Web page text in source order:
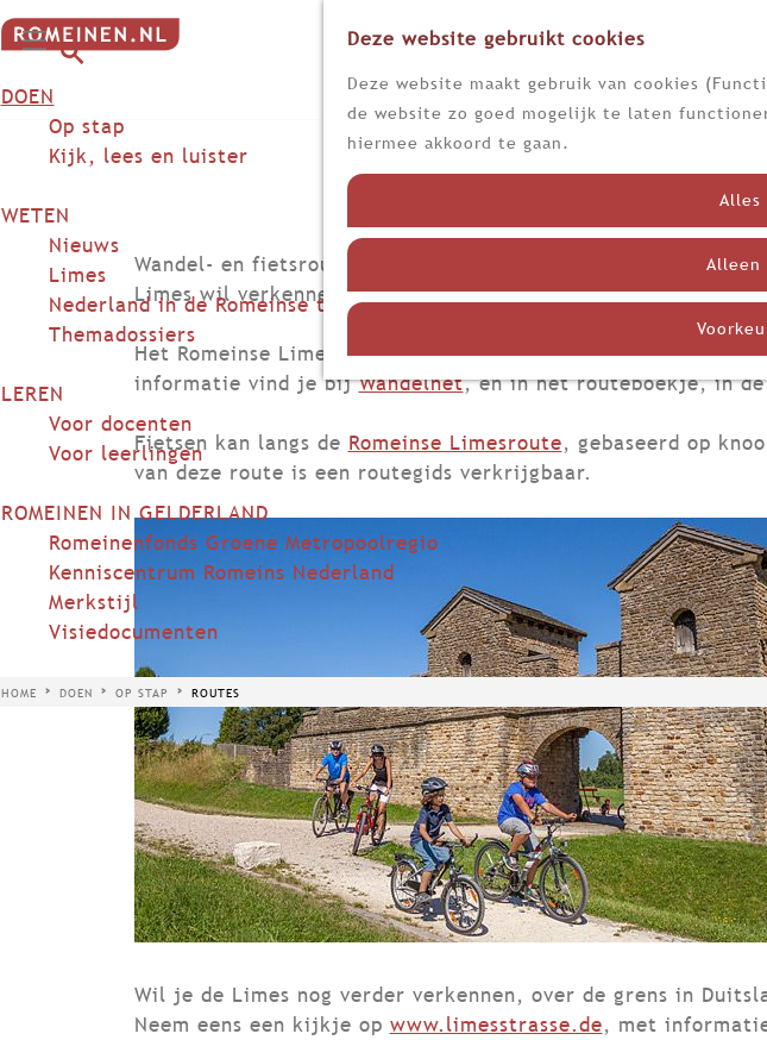
Deze website gebruikt cookies
Deze website maakt gebruik van cookies
de website zo goed mogelijk te laten
hiermee akkoord te gaan.
Alles
Alleen
G
n
d
p
e
e
k
DOEN
Op stap
Kijk, lees en luister
WETEN
Nieuws
Limes
Nederland in de Romeinse tijd
Themadossiers
LEREN
Voor docenten
Voor leerlingen
ROMEINEN IN GELDERLAND
Romeinenfonds Groene Metropoolregio
Kenniscentrum Romeins Nederland
Merkstijl
Visiedocumenten
HOME DOEN OP STAP ROUTES
Wandel- en fietsroutes om Romeins erfgoed te ontdekken
Limes wil verkennen, kan dat uitstekend wandelend of
Het Romeinse Limespad - LAW XVI - kan van Katwijk tot
informatie vind je bijWandelnet, en in het routeboekje, in
Fietsen kan langs de Romeinse Limesroute, gebaseerd op
van deze route is een routegids verkrijgbaar.
Wil je de Limes nog verder verkennen, over de grens in
Neem eens een kijkje op www.limesstrasse.de, met